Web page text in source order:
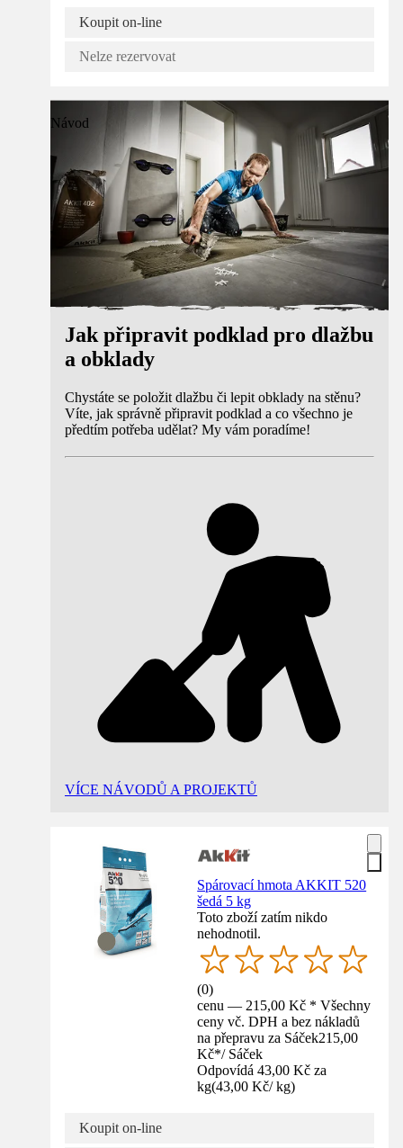
Koupit on-line
Nelze rezervovat
Návod
Jak připravit podklad pro dlažbu
a obklady
Chystáte se položit dlažbu či lepit obklady na stěnu?
Víte, jak správně připravit podklad a co všechno je
předtím potřeba udělat? My vám poradíme!
VÍCE NÁVODŮ A PROJEKTŮ
Spárovací hmota AKKIT 520
šedá 5 kg
Toto zboží zatím nikdo
nehodnotil.
(0)
cenu — 215,00 Kč * Všechny
ceny vč. DPH a bez nákladů
na přepravu za Sáček215,00
Kč*/ Sáček
Odpovídá 43,00 Kč za
kg(43,00 Kč/ kg)
Koupit on-line